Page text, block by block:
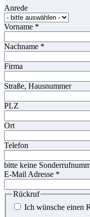
Anrede
Vorname *
Nachname *
Firma
Straße, Hausnummer
PLZ
Ort
Telefon
bitte keine
E-Mail Adresse *
Rückruf
Ich wünsche einen